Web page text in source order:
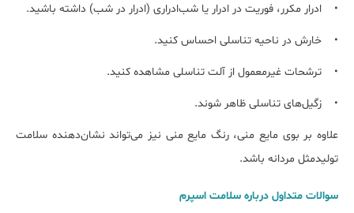
• ادرار مکرر، فوریت در ادرار یا شب‌ادراری (ادرار در شب) داشته باشید.
• خارش در ناحیه تناسلی احساس کنید.
• ترشحات غیرمعمول از آلت تناسلی مشاهده کنید.
• زگیل‌های تناسلی ظاهر شوند.
علاوه بر بوی مایع منی، رنگ مایع منی نیز می‌تواند نشان‌دهنده سلامت
تولیدمثل مردانه باشد.
سوالات متداول درباره سلامت اسپرم